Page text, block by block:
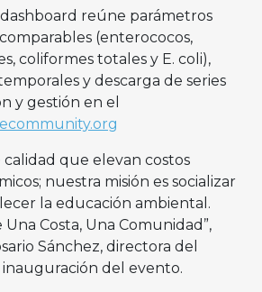
reúne parámetros
(enterococos,
coliformes totales y E. coli),
y descarga de series
y gestión en el
calidad que elevan costos
nuestra misión es socializar
la educación ambiental.
Una Costa, Una Comunidad”,
Sánchez, directora del
del evento.